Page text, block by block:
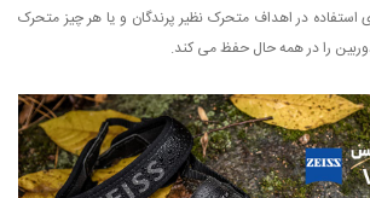
استفاده در اهداف متحرک نظیر پرندگان و یا هر چیز متحرک
را در همه حال حفظ می کند.